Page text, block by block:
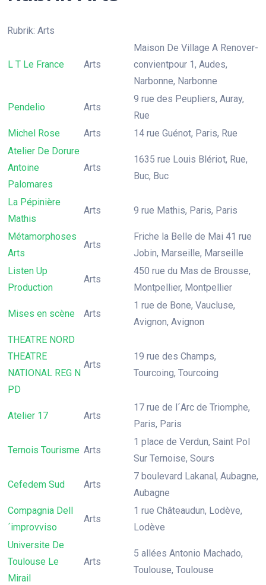
Rubrik: Arts
L T Le France Arts
Maison De Village A Renover-
convientpour 1, Audes,
Narbonne, Narbonne
Pendelio Arts
9 rue des Peupliers, Auray,
Rue
Michel Rose
Arts
14 rue Guénot, Paris, Rue
Atelier De Dorure
Antoine
Palomares
Arts
1635 rue Louis Blériot, Rue,
Buc, Buc
La Pépinière
Mathis
Arts 9 rue Mathis, Paris, Paris
Métamorphoses
Arts
Arts
Friche la Belle de Mai 41 rue
Jobin, Marseille, Marseille
Listen Up
Production
Arts
450 rue du Mas de Brousse,
Montpellier, Montpellier
Mises en scène Arts
1 rue de Bone, Vaucluse,
Avignon, Avignon
THEATRE NORD
THEATRE
NATIONAL REG N
PD
Arts
19 rue des Champs,
Tourcoing, Tourcoing
Atelier 17 Arts
17 rue de l´Arc de Triomphe,
Paris, Paris
Ternois Tourisme Arts
1 place de Verdun, Saint Pol
Sur Ternoise, Sours
Cefedem Sud Arts
7 boulevard Lakanal, Aubagne,
Aubagne
Compagnia Dell
´improvviso
Arts
1 rue Châteaudun, Lodève,
Lodève
Universite De
Toulouse Le
Mirail
Arts
5 allées Antonio Machado,
Toulouse, Toulouse